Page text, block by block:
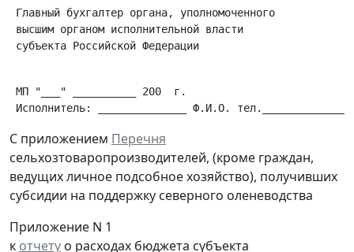
Главный бухгалтер органа, уполномоченного
высшим органом исполнительной власти
субъекта Российской Федерации
МП "___" __________ 200  г.
С приложением Перечня
сельхозтоваропроизводителей, (кроме граждан,
ведущих личное подсобное хозяйство), получивших
субсидии на поддержку северного оленеводства
Приложение N 1
к отчету о расходах бюджета субъекта